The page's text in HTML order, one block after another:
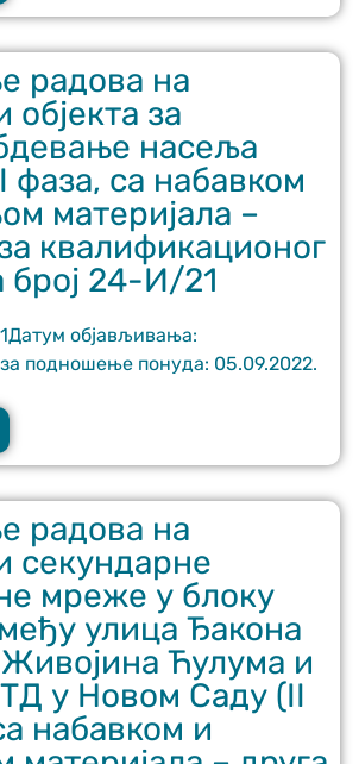
радова на
објекта за
насеља
фаза, са набавком
материјала –
квалификационог
број 24-И/21
објављивања:
подношење понуда: 05.09.2022.
радова на
секундарне
мреже у блоку
улица Ђакона
Ћулума и
у Новом Саду (II
набавком и